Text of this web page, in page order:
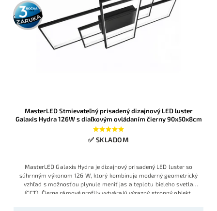
3 roky
záruka
MasterLED Stmievateľný prisadený dizajnový LED luster
Galaxis Hydra 126W s diaľkovým ovládaním čierny 90x50x8cm
✅ SKLADOM
MasterLED Galaxis Hydra je dizajnový prisadený LED luster so
súhrnným výkonom 126 W, ktorý kombinuje moderný geometrický
vzhľad s možnosťou plynule meniť jas a teplotu bieleho svetla
(CCT). Čierne rámové profily vytvárajú výrazný stropný objekt,